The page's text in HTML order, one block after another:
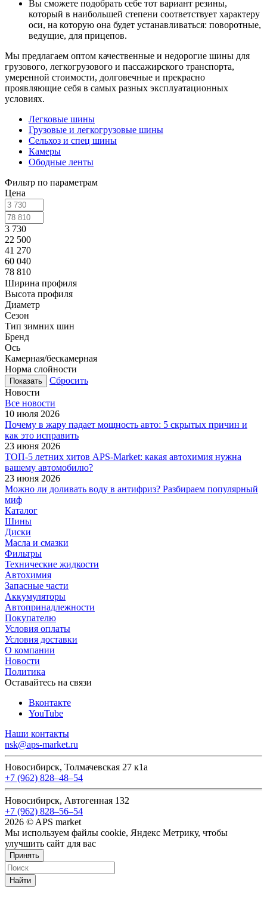
Вы сможете подобрать себе тот вариант резины,
который в наибольшей степени соответствует характеру
оси, на которую она будет устанавливаться: поворотные,
ведущие, для прицепов.
Мы предлагаем оптом качественные и недорогие шины для
грузового, легкогрузового и пассажирского транспорта,
умеренной стоимости, долговечные и прекрасно
проявляющие себя в самых разных эксплуатационных
условиях.
Легковые шины
Грузовые и легкогрузовые шины
Сельхоз и спец шины
Камеры
Ободные ленты
Фильтр по параметрам
Цена
3 730
22 500
41 270
60 040
78 810
Ширина профиля
Высота профиля
Диаметр
Сезон
Тип зимних шин
Бренд
Ось
Камерная/бескамерная
Норма слойности
Сбросить
Новости
Все новости
10 июля 2026
Почему в жару падает мощность авто: 5 скрытых причин и
как это исправить
23 июня 2026
ТОП-5 летних хитов APS-Market: какая автохимия нужна
вашему автомобилю?
23 июня 2026
Можно ли доливать воду в антифриз? Разбираем популярный
миф
Каталог
Шины
Диски
Масла и смазки
Фильтры
Технические жидкости
Автохимия
Запасные части
Аккумуляторы
Автопринадлежности
Покупателю
Условия оплаты
Условия доставки
О компании
Новости
Политика
Оставайтесь на связи
Вконтакте
YouTube
Наши контакты
nsk@aps-market.ru
Новосибирск, Толмачевская 27 к1а
+7 (962) 828‒48‒54
Новосибирск, Автогенная 132
+7 (962) 828‒56‒54
2026 © APS market
Мы используем файлы cookie, Яндекс Метрику, чтобы
улучшить сайт для вас
Принять
Найти